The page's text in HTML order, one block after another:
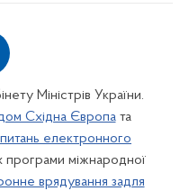
Міністрів України.
Східна Європата
електронного
програми міжнародної
врядування задля